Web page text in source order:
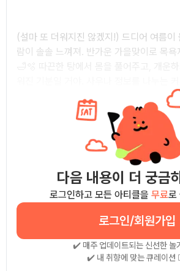
(설마 또 더워지진 않겠지!) 드디어 여름이
람이 솔솔 느껴져. 반가운 가을맞이로 목
다음 내용이 더 궁금
로그인하고 모든 아티클을 무료로
로그인/회원가입
✔️ 매주 업데이트되는 신선한 놀
✔️ 내 취향에 맞는 큐레이션